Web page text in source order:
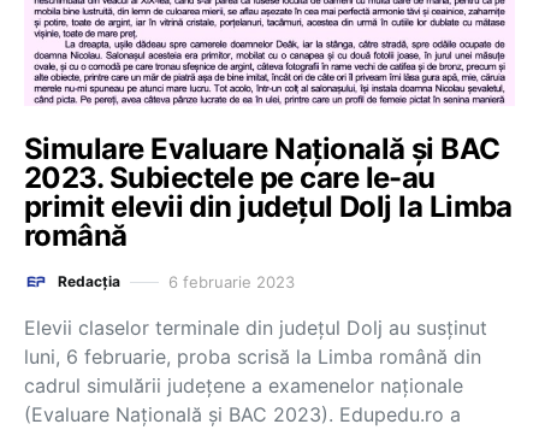
Simulare Evaluare Națională și BAC
2023. Subiectele pe care le-au
primit elevii din județul Dolj la Limba
română
Redacția 6 februarie 2023
Elevii claselor terminale din județul Dolj au susținut
luni, 6 februarie, proba scrisă la Limba română din
cadrul simulării județene a examenelor naționale
(Evaluare Națională și BAC 2023). Edupedu.ro a